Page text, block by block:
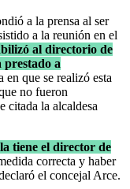
a la prensa al ser
a la reunión en el
al directorio de
prestado a
en que se realizó esta
no fueron
citada la alcaldesa
tiene el director de
correcta y haber
el concejal Arce.